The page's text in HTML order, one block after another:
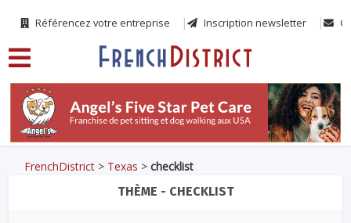
Référencez votre entreprise Inscription newsletter
FrenchDistrict > Texas >checklist
THÈME - CHECKLIST